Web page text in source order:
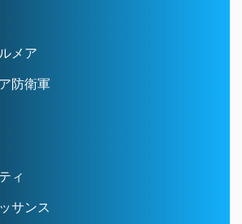
メア
防衛軍
ィ
サンス